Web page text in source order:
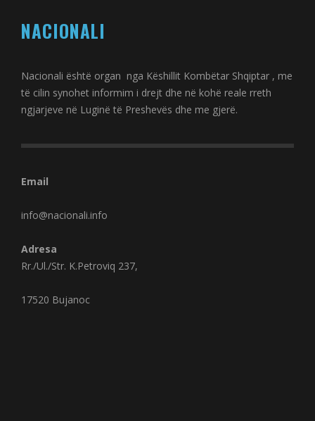
NACIONALI
Nacionali është organ nga Këshillit Kombëtar Shqiptar , me
të cilin synohet informim i drejt dhe në kohë reale rreth
ngjarjeve në Luginë të Preshevës dhe me gjerë.
Email
info@nacionali.info
Adresa
Rr./Ul./Str. K.Petroviq 237,
17520 Bujanoc